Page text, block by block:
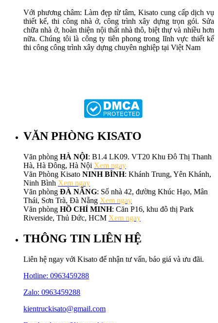
Với phương châm: Làm đẹp từ tâm, Kisato cung cấp dịch vụ
thiết kế, thi công nhà ở, công trình xây dựng trọn gói. Sửa
chữa nhà ở, hoàn thiện nội thất nhà thô, biệt thự và nhiều hơn
nữa. Chúng tôi là công ty tiên phong trong lĩnh vực thiết kế
thi công công trình xây dựng chuyên nghiệp tại Việt Nam
VĂN PHÒNG KISATO
Văn phòng HÀ NỘI: B1.4 LK09. VT20 Khu Đô Thị Thanh
Hà, Hà Đông, Hà Nội Xem ngay
Văn Phòng Kisato NINH BÌNH: Khánh Trung, Yên Khánh,
Ninh Bình Xem ngay
Văn phòng ĐÀ NẴNG: Số nhà 42, đường Khúc Hạo, Mân
Thái, Sơn Trà, Đà Nẵng Xem ngay
Văn phòng HỒ CHÍ MINH: Căn P16, khu đô thị Park
Riverside, Thủ Đức, HCM Xem ngay
THÔNG TIN LIÊN HỆ
Liên hệ ngay với Kisato để nhận tư vấn, báo giá và ưu đãi.
Hotline: 0963459288
Zalo: 0963459288
kientruckisato@gmail.com